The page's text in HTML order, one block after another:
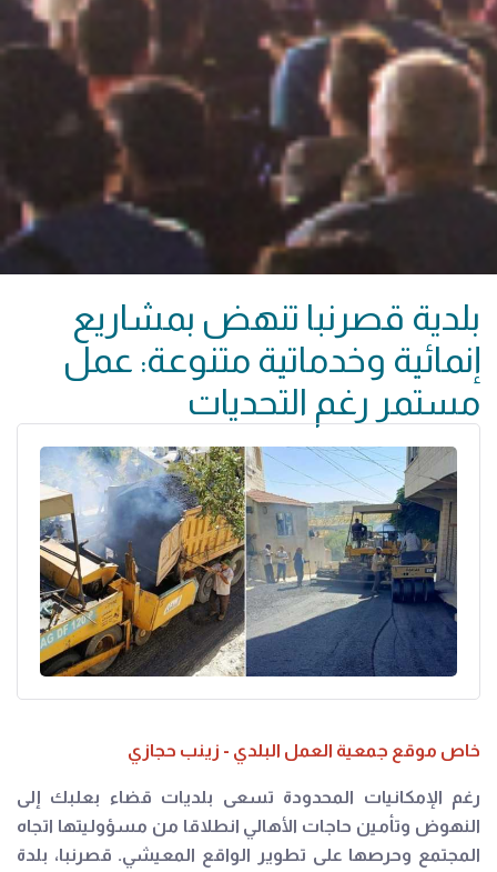
بلدية قصرنبا تنهض بمشاريع
إنمائية وخدماتية متنوعة: عمل
مستمر رغم التحديات
خاص موقع جمعية العمل البلدي - زينب حجازي
رغم الإمكانيات المحدودة تسعى بلديات قضاء بعلبك إلى
النهوض وتأمين حاجات الأهالي انطلاقا من مسؤوليتها اتجاه
المجتمع وحرصها على تطوير الواقع المعيشي. قصرنبا، بلدة